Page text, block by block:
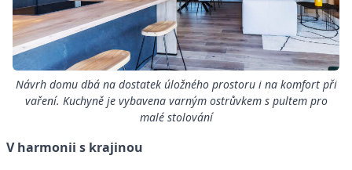
Návrh domu dbá na dostatek úložného prostoru i na komfort při
vaření. Kuchyně je vybavena varným ostrůvkem s pultem pro
malé stolování
V harmonii s krajinou